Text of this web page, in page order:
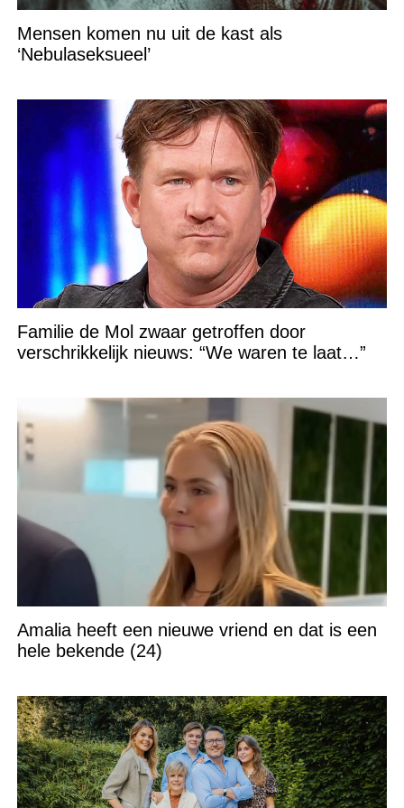
Mensen komen nu uit de kast als
‘Nebulaseksueel’
Familie de Mol zwaar getroffen door
verschrikkelijk nieuws: “We waren te laat…”
Amalia heeft een nieuwe vriend en dat is een
hele bekende (24)